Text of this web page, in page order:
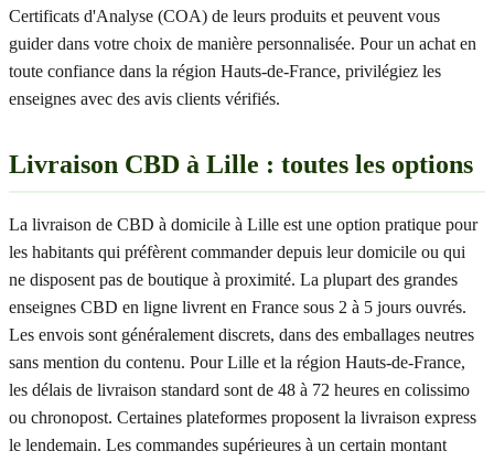
Certificats d'Analyse (COA) de leurs produits et peuvent vous
guider dans votre choix de manière personnalisée. Pour un achat en
toute confiance dans la région Hauts-de-France, privilégiez les
enseignes avec des avis clients vérifiés.
Livraison CBD à Lille : toutes les options
La livraison de CBD à domicile à Lille est une option pratique pour
les habitants qui préfèrent commander depuis leur domicile ou qui
ne disposent pas de boutique à proximité. La plupart des grandes
enseignes CBD en ligne livrent en France sous 2 à 5 jours ouvrés.
Les envois sont généralement discrets, dans des emballages neutres
sans mention du contenu. Pour Lille et la région Hauts-de-France,
les délais de livraison standard sont de 48 à 72 heures en colissimo
ou chronopost. Certaines plateformes proposent la livraison express
le lendemain. Les commandes supérieures à un certain montant